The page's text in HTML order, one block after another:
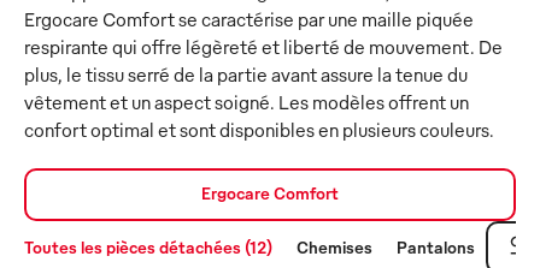
Ergocare Comfort se caractérise par une maille piquée
respirante qui offre légèreté et liberté de mouvement. De
plus, le tissu serré de la partie avant assure la tenue du
vêtement et un aspect soigné. Les modèles offrent un
confort optimal et sont disponibles en plusieurs couleurs.
Ergocare Comfort
Toutes les pièces détachées (12) Chemises Pantalons